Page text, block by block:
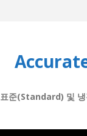
표준(Standard) 및